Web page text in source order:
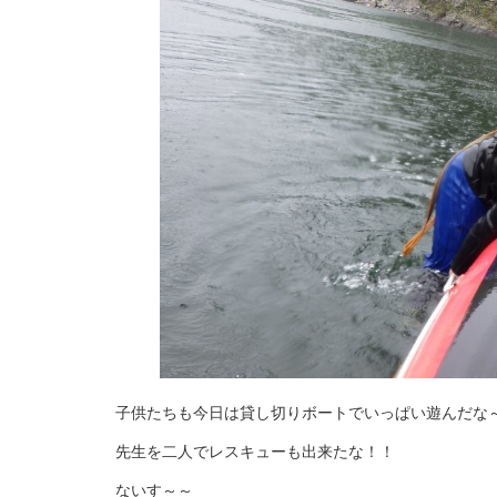
子供たちも今日は貸し切りボートでいっぱい遊んだな
先生を二人でレスキューも出来たな！！
ないす～～